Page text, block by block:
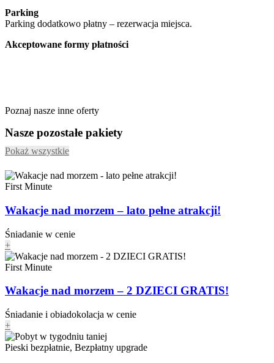
Parking
Parking dodatkowo płatny – rezerwacja miejsca.
Akceptowane formy płatności
Poznaj nasze inne oferty
Nasze pozostałe pakiety
Pokaż wszystkie
First Minute
Wakacje nad morzem – lato pełne atrakcji!
Śniadanie w cenie
+
First Minute
Wakacje nad morzem – 2 DZIECI GRATIS!
Śniadanie i obiadokolacja w cenie
+
Pieski bezpłatnie, Bezpłatny upgrade